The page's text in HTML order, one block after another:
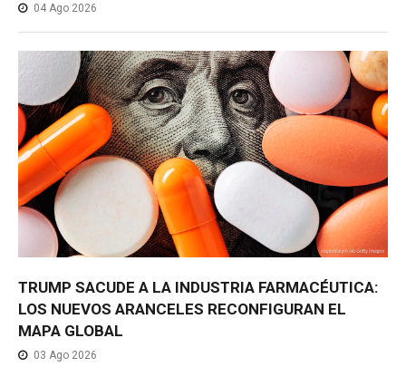
04 Ago 2026
TRUMP SACUDE A LA INDUSTRIA FARMACÉUTICA:
LOS NUEVOS ARANCELES RECONFIGURAN EL
MAPA GLOBAL
03 Ago 2026